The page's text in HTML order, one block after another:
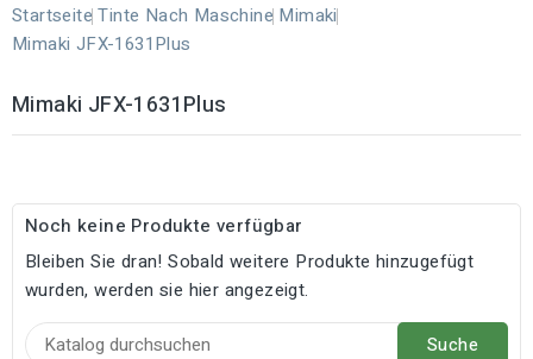
Startseite Tinte Nach Maschine Mimaki
Mimaki JFX-1631Plus
Mimaki JFX-1631Plus
Noch keine Produkte verfügbar
Bleiben Sie dran! Sobald weitere Produkte hinzugefügt
wurden, werden sie hier angezeigt.
Suche